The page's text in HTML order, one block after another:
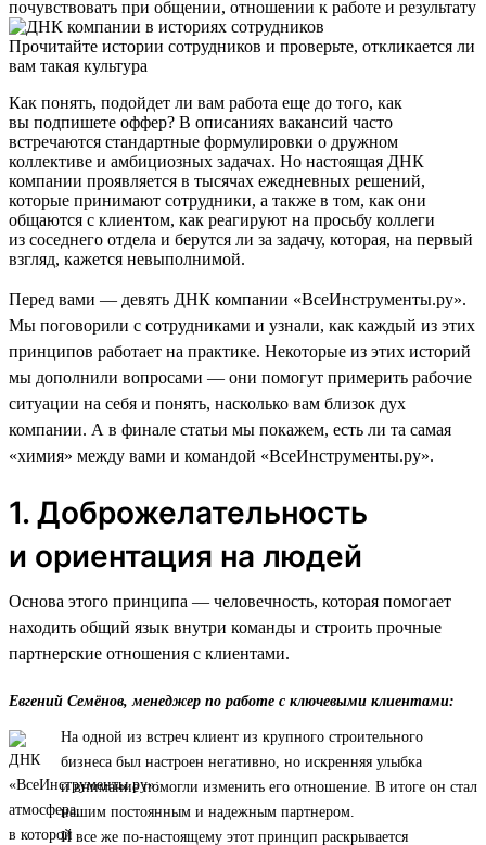
почувствовать при общении, отношении к работе и результату
Прочитайте истории сотрудников и проверьте, откликается ли
вам такая культура
Как понять, подойдет ли вам работа еще до того, как
вы подпишете оффер? В описаниях вакансий часто
встречаются стандартные формулировки о дружном
коллективе и амбициозных задачах. Но настоящая ДНК
компании проявляется в тысячах ежедневных решений,
которые принимают сотрудники, а также в том, как они
общаются с клиентом, как реагируют на просьбу коллеги
из соседнего отдела и берутся ли за задачу, которая, на первый
взгляд, кажется невыполнимой.
Перед вами — девять ДНК компании «ВсеИнструменты.ру».
Мы поговорили с сотрудниками и узнали, как каждый из этих
принципов работает на практике. Некоторые из этих историй
мы дополнили вопросами — они помогут примерить рабочие
ситуации на себя и понять, насколько вам близок дух
компании. А в финале статьи мы покажем, есть ли та самая
«химия» между вами и командой «ВсеИнструменты.ру».
1. Доброжелательность
и ориентация на людей
Основа этого принципа — человечность, которая помогает
находить общий язык внутри команды и строить прочные
партнерские отношения с клиентами.
Евгений Семёнов, менеджер по работе с ключевыми клиентами:
На одной из встреч клиент из крупного строительного
бизнеса был настроен негативно, но искренняя улыбка
и внимание помогли изменить его отношение. В итоге он стал
нашим постоянным и надежным партнером.
И все же по-настоящему этот принцип раскрывается